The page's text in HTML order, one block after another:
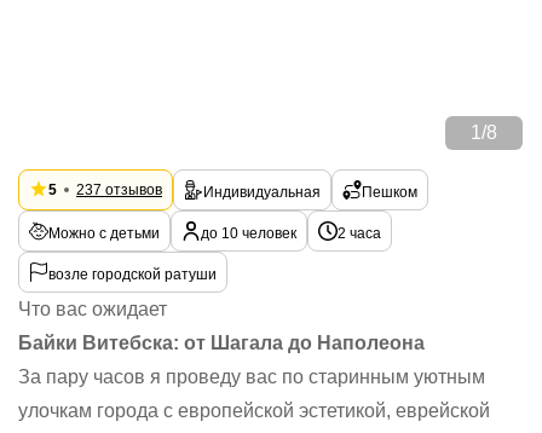
1 /8
5 237 отзывов Индивидуальная Пешком
Можно с детьми до 10 человек 2 часа
возле городской ратуши
Что вас ожидает
Байки Витебска: от Шагала до Наполеона
За пару часов я проведу вас по старинным уютным
улочкам города с европейской эстетикой, еврейской